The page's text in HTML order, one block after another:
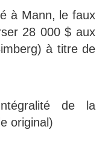
à Mann, le faux
28 000 $ aux
à titre de
de la
original)